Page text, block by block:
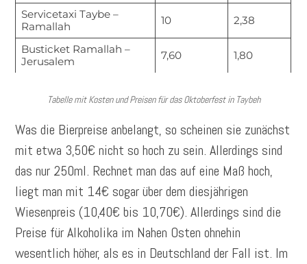
Servicetaxi Taybe –
Ramallah
10 2,38
Busticket Ramallah –
Jerusalem
7,60 1,80
Tabelle mit Kosten und Preisen für das Oktoberfest in Taybeh
Was die Bierpreise anbelangt, so scheinen sie zunächst
mit etwa 3,50€ nicht so hoch zu sein. Allerdings sind
das nur 250ml. Rechnet man das auf eine Maß hoch,
liegt man mit 14€ sogar über dem diesjährigen
Wiesenpreis (10,40€ bis 10,70€). Allerdings sind die
Preise für Alkoholika im Nahen Osten ohnehin
wesentlich höher, als es in Deutschland der Fall ist. Im